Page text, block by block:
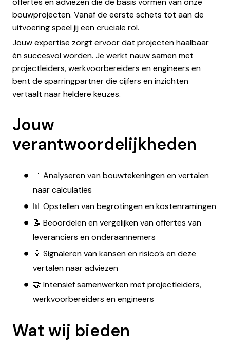
bouwprojecten. Vanaf de eerste schets tot aan de
uitvoering speel jij een cruciale rol.
Jouw expertise zorgt ervoor dat projecten haalbaar
én succesvol worden. Je werkt nauw samen met
projectleiders, werkvoorbereiders en engineers en
bent de sparringpartner die cijfers en inzichten
vertaalt naar heldere keuzes.
Jouw
verantwoordelijkheden
📐 Analyseren van bouwtekeningen en vertalen
naar calculaties
📊 Opstellen van begrotingen en kostenramingen
📝 Beoordelen en vergelijken van offertes van
leveranciers en onderaannemers
💡 Signaleren van kansen en risico’s en deze
vertalen naar adviezen
🤝 Intensief samenwerken met projectleiders,
werkvoorbereiders en engineers
Wat wij bieden